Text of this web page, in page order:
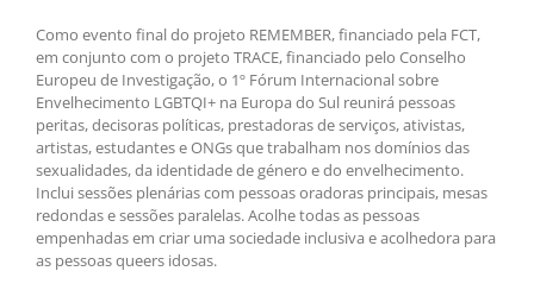
Como evento final do projeto REMEMBER, financiado pela FCT,
em conjunto com o projeto TRACE, financiado pelo Conselho
Europeu de Investigação, o 1º Fórum Internacional sobre
Envelhecimento LGBTQI+ na Europa do Sul reunirá pessoas
peritas, decisoras políticas, prestadoras de serviços, ativistas,
artistas, estudantes e ONGs que trabalham nos domínios das
sexualidades, da identidade de género e do envelhecimento.
Inclui sessões plenárias com pessoas oradoras principais, mesas
redondas e sessões paralelas. Acolhe todas as pessoas
empenhadas em criar uma sociedade inclusiva e acolhedora para
as pessoas queers idosas.